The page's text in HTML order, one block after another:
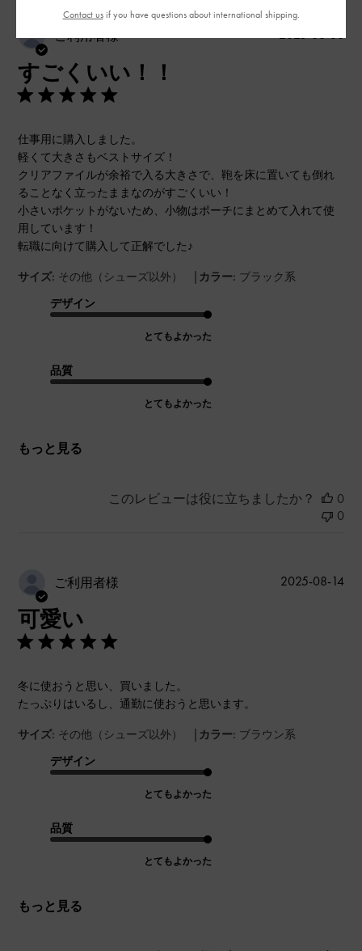
ご利用者様
すごくいい！！
仕事用に購入しました。
軽くて大きさもベストサイズ！
クリアファイルが余裕で入る大きさで、鞄を床に置いても倒れ
ることなく立ったままなのがすごくいい！
小さいポケットがないため、小物はポーチにまとめて入れて使
用しています！
転職に向けて購入して正解でした♪
サイズ: その他（シューズ以外） | カラー: ブラック系
デザイン
とてもよかった
品質
とてもよかった
もっと見る
2025-08-30
このレビューは役に立ちましたか？
0
0
ご利用者様
可愛い
冬に使おうと思い、買いました。
たっぷりはいるし、通勤に使おうと思います。
サイズ: その他（シューズ以外） | カラー: ブラウン系
デザイン
とてもよかった
品質
とてもよかった
もっと見る
公
2025-08-14
Contact usif you have questions about international shipping.